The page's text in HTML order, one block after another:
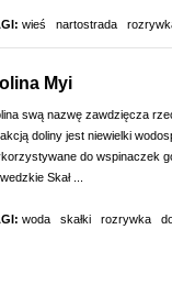
wieś nartostrada
Myi
swą nazwę zawdzięcza
doliny jest niewielki
do wspinaczek
Skał ...
woda skałki rozrywka